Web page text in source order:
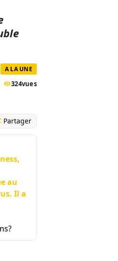
A LA UNE
324vues
Partager
au
Il a